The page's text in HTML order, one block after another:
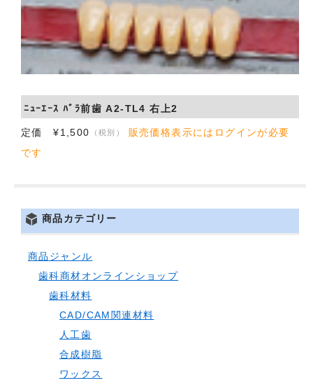
術野撮影キット
3D実体顕微鏡
会社概要
お問い合わせ
ﾆｭｰｴｰｽ ﾊﾞﾗ前歯 A2-TL4 右上2
定価 ¥1,500 （税別）
販売価格表示にはログインが必要
です
商品カテゴリー
商品ジャンル
歯科商材オンラインショップ
歯科材料
CAD/CAM関連材料
人工歯
合成樹脂
ワックス